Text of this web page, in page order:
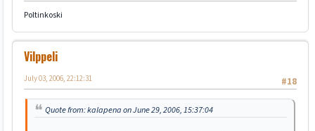
Poltinkoski
Vilppeli
#18
July 03, 2006, 22:12:31
Quote from: kalapena on June 29, 2006, 15:37:04